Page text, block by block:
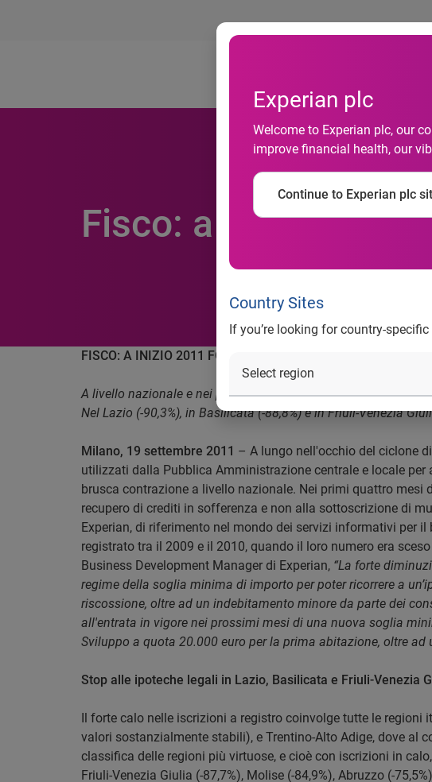
Experian plc
Welcome to Experian plc, our
improve financial health, our
Continue to Experian plc
Country Sites
If you’re looking for country-
Fisco: a inizio 2011
FISCO: A INIZIO 2011 FORTE CALO DELLE IPOTECHE LEGALI
A livello nazionale e nei primi quattro mesi dell'anno, le
Nel Lazio (-90,3%), in Basilicata (-88,8%) e in Friuli-Venezia
Milano, 19 settembre 2011 – A lungo nell'occhio del ciclone
utilizzati dalla Pubblica Amministrazione centrale e locale
brusca contrazione a livello nazionale. Nei primi quattro
recupero di crediti in sofferenza e non alla sottoscrizione di
Experian, di riferimento nel mondo dei servizi informativi per
registrato tra il 2009 e il 2010, quando il loro numero era
Business Development Manager di Experian, “La forte
regime della soglia minima di importo per poter ricorrere a
riscossione, oltre ad un indebitamento minore da parte dei
all'entrata in vigore nei prossimi mesi di una nuova soglia
Sviluppo a quota 20.000 euro per la prima abitazione, oltre
Stop alle ipoteche legali in Lazio, Basilicata e Friuli-Venezia
Il forte calo nelle iscrizioni a registro coinvolge tutte le regioni
valori sostanzialmente stabili), e Trentino-Alto Adige, dove al
classifica delle regioni più virtuose, e cioè con iscrizioni in
Friuli-Venezia Giulia (-87,7%), Molise (-84,9%), Abruzzo (-